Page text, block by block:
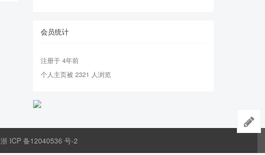
会员统计
注册于 4年前
个人主页被 2321 人浏览
浙 ICP 备12040536 号-2